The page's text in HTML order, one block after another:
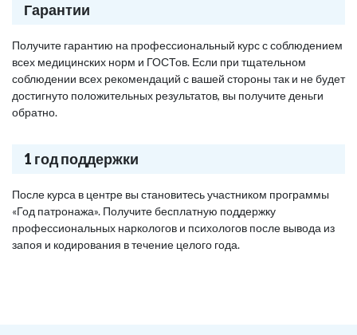
Гарантии
Получите гарантию на профессиональный курс с соблюдением
всех медицинских норм и ГОСТов. Если при тщательном
соблюдении всех рекомендаций с вашей стороны так и не будет
достигнуто положительных результатов, вы получите деньги
обратно.
1 год поддержки
После курса в центре вы становитесь участником программы
«Год патронажа». Получите бесплатную поддержку
профессиональных наркологов и психологов после вывода из
запоя и кодирования в течение целого года.